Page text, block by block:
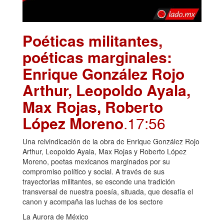
Poéticas militantes,
poéticas marginales:
Enrique González Rojo
Arthur, Leopoldo Ayala,
Max Rojas, Roberto
López Moreno.17:56
Una reivindicación de la obra de Enrique González Rojo
Arthur, Leopoldo Ayala, Max Rojas y Roberto López
Moreno, poetas mexicanos marginados por su
compromiso político y social. A través de sus
trayectorias militantes, se esconde una tradición
transversal de nuestra poesía, situada, que desafía el
canon y acompaña las luchas de los sectore
La Aurora de México